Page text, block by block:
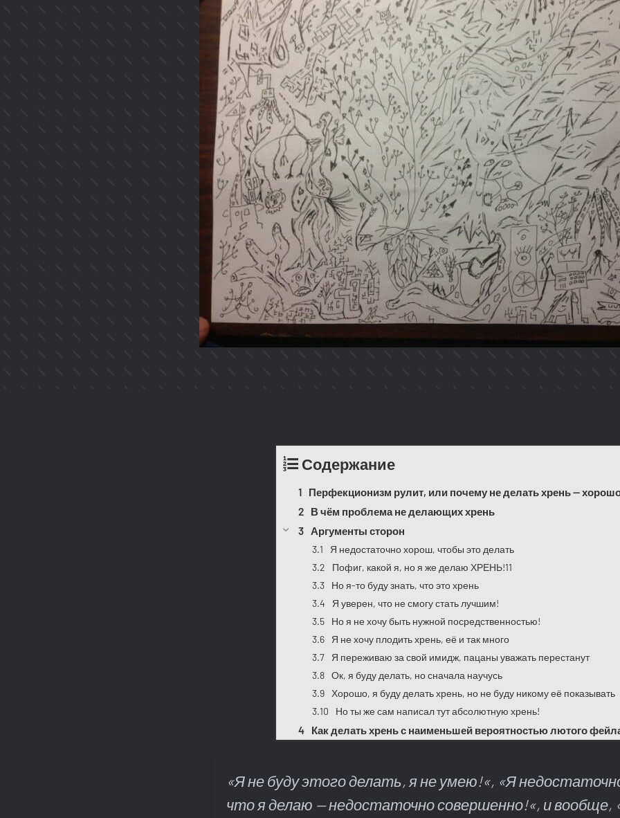
Содержание
Перфекционизм рулит, или почему не делать хрень —
В чём проблема не делающих хрень
Аргументы сторон
Я недостаточно хорош, чтобы это делать
Пофиг, какой я, но я же делаю ХРЕНЬ!11
Но я-то буду знать, что это хрень
Я уверен, что не смогу стать лучшим!
Но я не хочу быть нужной посредственностью!
Я не хочу плодить хрень, её и так много
Я переживаю за свой имидж, пацаны уважать перестанут
Ок, я буду делать, но сначала научусь
Хорошо, я буду делать хрень, но не буду никому её показывать
Но ты же сам написал тут абсолютную хрень!
Как делать хрень с наименьшей вероятностью лютого
«Я не буду этого делать, я не умею!«, «Я
что я делаю — недостаточно совершенно!«, и вообще,